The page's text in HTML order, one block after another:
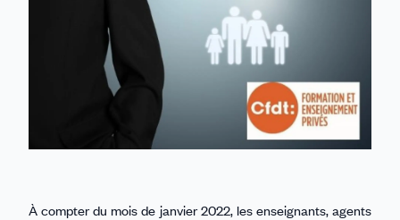
À compter du mois de janvier 2022, les enseignants, agents